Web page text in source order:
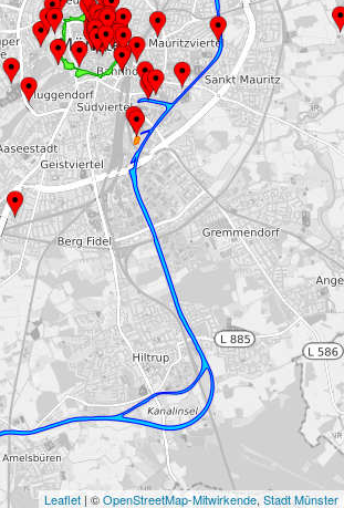
Leaflet | ©OpenStreetMap-Mitwirkende, Stadt Münster